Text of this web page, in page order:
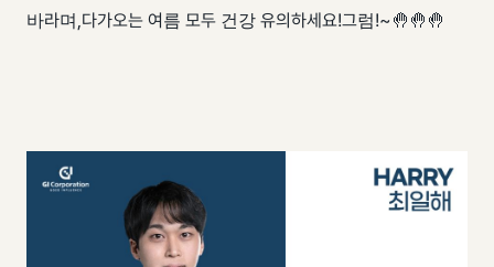
바라며, ​ 다가오는 여름 모두 건강 유의하세요! ​ 그럼!~🤚🤚🤚